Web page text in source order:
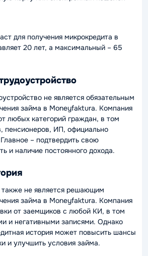
для получения микрокредита в
20 лет, а максимальный – 65
не является обязательным
займа в Moneyfaktura. Компания
любых категорий граждан, в том
пенсионеров, ИП, официально
– подтвердить свою
и наличие постоянного дохода.
также не является решающим
займа в Moneyfaktura. Компания
от заемщиков с любой КИ, в том
и негативными записями. Однако
история может повысить шансы
и улучшить условия займа.